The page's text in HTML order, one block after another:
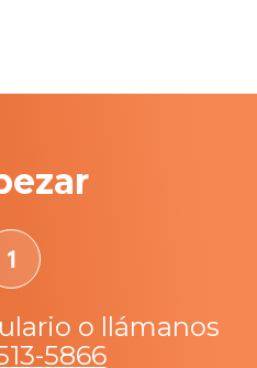
o llámanos
5866